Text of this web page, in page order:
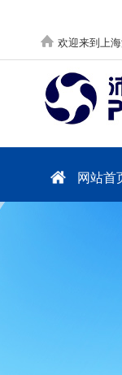
欢迎来到上
网站首